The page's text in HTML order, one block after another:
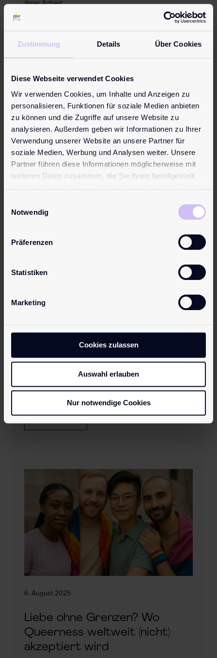
Zustimmung Details Über Cookies
Diese Webseite verwendet Cookies
Wir verwenden Cookies, um Inhalte und Anzeigen zu
personalisieren, Funktionen für soziale Medien anbieten
zu können und die Zugriffe auf unsere Website zu
analysieren. Außerdem geben wir Informationen zu Ihrer
Verwendung unserer Website an unsere Partner für
soziale Medien, Werbung und Analysen weiter. Unsere
Partner führen diese Informationen möglicherweise mit
weiteren Daten zusammen, die Sie ihnen bereitgestellt
Notwendig
Präferenzen
Statistiken
Marketing
Cookies zulassen
Auswahl erlauben
Nur notwendige Cookies
ihrer Arbeit ...
7. Oktober 2025
Hinter dem Abo: Ein Gespräch
mit Michael & Tim Overdick
OnlyFans
Was ist OnlyFans eigentlich? Zwischen Social
den letzten Jahren für so viel Diskussion gesorgt
Einnahmen, doch dahinter steckt mehr: ein völlig
neues Modell für digitale Intimität. Während
Instagram ...
6. August 2025
Liebe ohne Grenzen? Wo
Queerness weltweit (nicht)
akzeptiert wird